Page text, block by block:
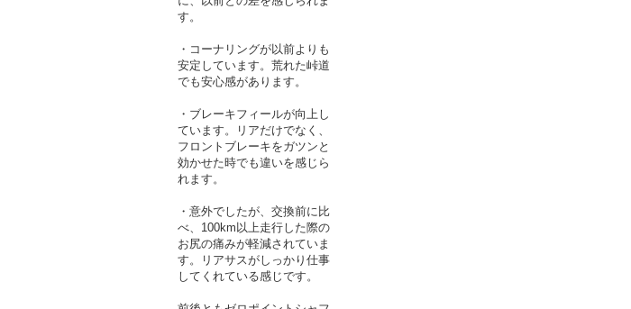
す。
・コーナリングが以前よりも
安定しています。荒れた峠道
でも安心感があります。
・ブレーキフィールが向上し
ています。リアだけでなく、
フロントブレーキをガツンと
効かせた時でも違いを感じら
れます。
・意外でしたが、交換前に比
べ、100km以上走行した際の
お尻の痛みが軽減されていま
す。リアサスがしっかり仕事
してくれている感じです。